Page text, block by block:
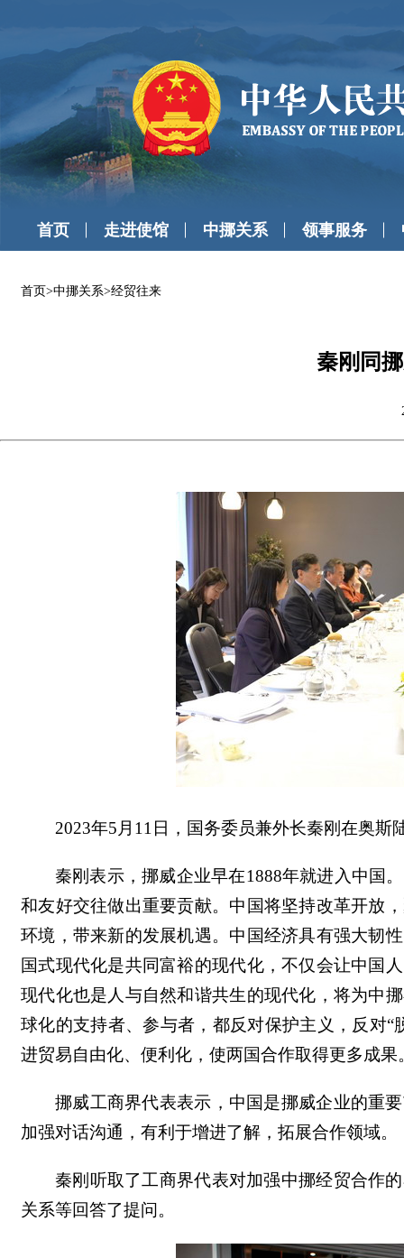
首页 走进使馆 中挪关系 领事服务
首页>中挪关系>经贸往来
秦刚同
2023年5月11日，国务委员兼外长秦刚在奥斯
秦刚表示，挪威企业早在1888年就进入中国
和友好交往做出重要贡献。中国将坚持改革开放
环境，带来新的发展机遇。中国经济具有强大韧
国式现代化是共同富裕的现代化，不仅会让中国
现代化也是人与自然和谐共生的现代化，将为中
球化的支持者、参与者，都反对保护主义，反对
进贸易自由化、便利化，使两国合作取得更多成果
挪威工商界代表表示，中国是挪威企业的重
加强对话沟通，有利于增进了解，拓展合作领域。
秦刚听取了工商界代表对加强中挪经贸合作
关系等回答了提问。